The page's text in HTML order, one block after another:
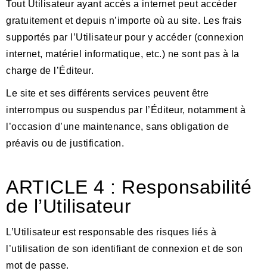
Tout Utilisateur ayant accès a internet peut accéder
gratuitement et depuis n’importe où au site. Les frais
supportés par l’Utilisateur pour y accéder (connexion
internet, matériel informatique, etc.) ne sont pas à la
charge de l’Éditeur.
Le site et ses différents services peuvent être
interrompus ou suspendus par l’Éditeur, notamment à
l’occasion d’une maintenance, sans obligation de
préavis ou de justification.
ARTICLE 4 : Responsabilité
de l’Utilisateur
L’Utilisateur est responsable des risques liés à
l’utilisation de son identifiant de connexion et de son
mot de passe.